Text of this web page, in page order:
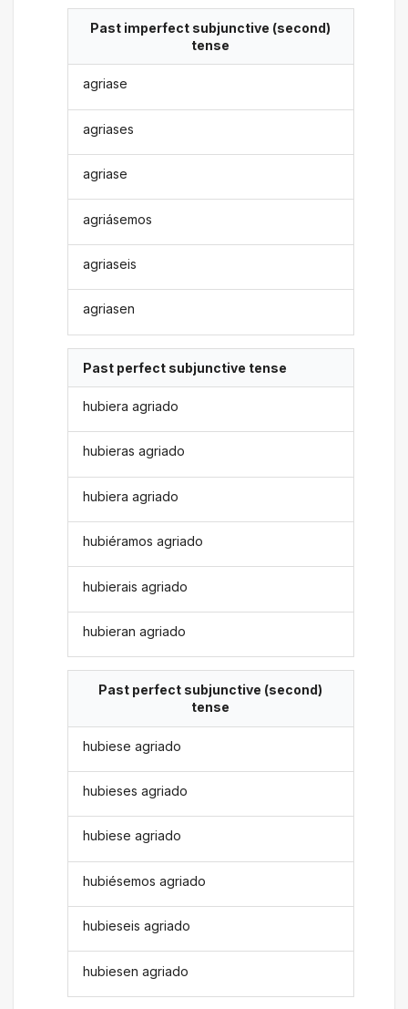
Past imperfect subjunctive (second)
tense
agriase
agriases
agriase
agriásemos
agriaseis
agriasen
Past perfect subjunctive tense
hubiera agriado
hubieras agriado
hubiera agriado
hubiéramos agriado
hubierais agriado
hubieran agriado
Past perfect subjunctive (second)
tense
hubiese agriado
hubieses agriado
hubiese agriado
hubiésemos agriado
hubieseis agriado
hubiesen agriado